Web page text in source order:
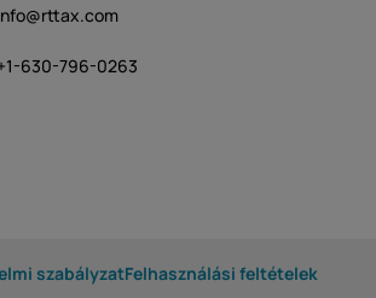
630-796-0263
szabályzatFelhasználási feltételek